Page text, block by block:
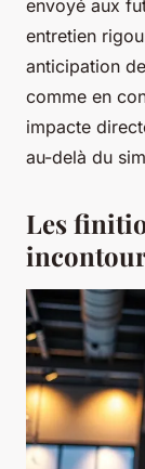
envoyé aux
entretien
anticipation
comme en
impacte
au-delà du
Les